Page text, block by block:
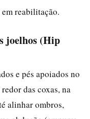
reabilitação.
joelhos (Hip
e pés apoiados no
das coxas, na
alinhar ombros,